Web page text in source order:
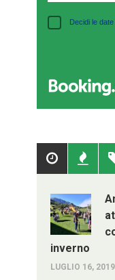
Decidi le
inverno
LUGLIO 16, 2019